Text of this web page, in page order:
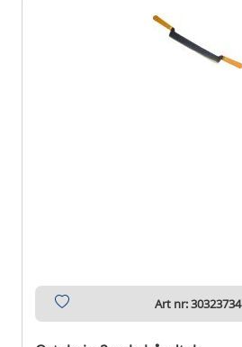
Art nr: 30323734